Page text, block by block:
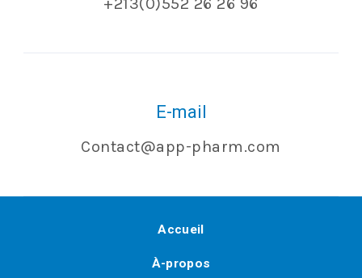
+213(0)552 26 26 96
E-mail
Contact@app-pharm.com
Accueil
À-propos